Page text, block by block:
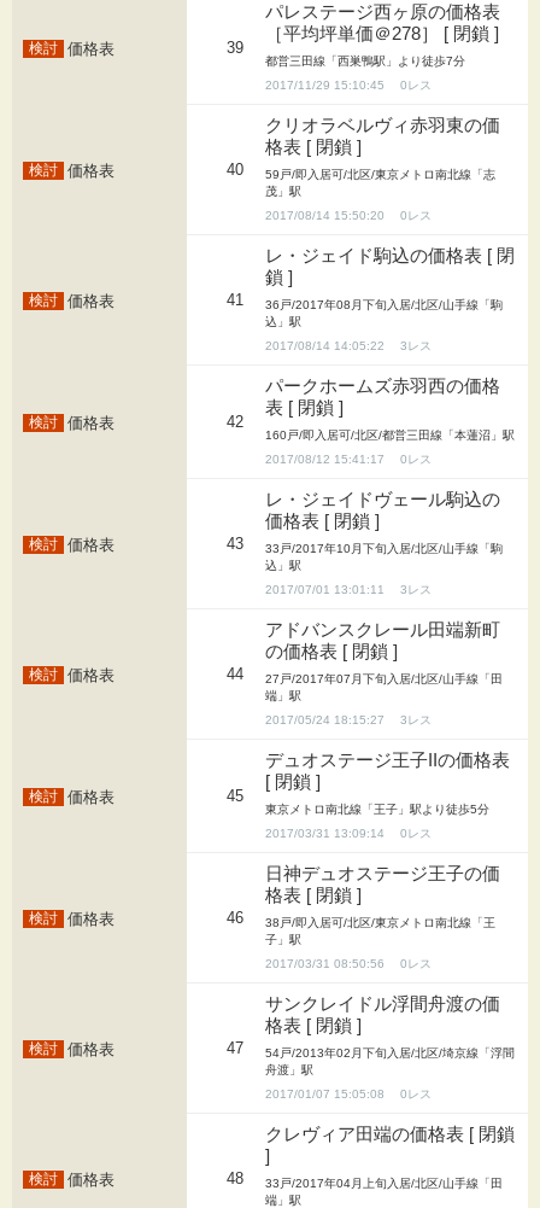
価格表 39
パレステージ西ヶ原の価格表
［平均坪単価＠278］ [ 閉鎖 ]
都営三田線「西巣鴨駅」より徒歩7分
2017/11/29 15:10:45
0
価格表 40
クリオラベルヴィ赤羽東の価
格表 [ 閉鎖 ]
59戸/即入居可/北区/東京メトロ南北線「志
茂」駅
2017/08/14 15:50:20
0
価格表 41
レ・ジェイド駒込の価格表 [ 閉
鎖 ]
36戸/2017年08月下旬入居/北区/山手線「駒
込」駅
2017/08/14 14:05:22
3
価格表 42
パークホームズ赤羽西の価格
表 [ 閉鎖 ]
160戸/即入居可/北区/都営三田線「本蓮沼」駅
2017/08/12 15:41:17
0
価格表 43
レ・ジェイドヴェール駒込の
価格表 [ 閉鎖 ]
33戸/2017年10月下旬入居/北区/山手線「駒
込」駅
2017/07/01 13:01:11
3
価格表 44
アドバンスクレール田端新町
の価格表 [ 閉鎖 ]
27戸/2017年07月下旬入居/北区/山手線「田
端」駅
2017/05/24 18:15:27
3
価格表 45
デュオステージ王子IIの価格表
[ 閉鎖 ]
東京メトロ南北線「王子」駅より徒歩5分
2017/03/31 13:09:14
0
価格表 46
日神デュオステージ王子の価
格表 [ 閉鎖 ]
38戸/即入居可/北区/東京メトロ南北線「王
子」駅
2017/03/31 08:50:56
0
価格表 47
サンクレイドル浮間舟渡の価
格表 [ 閉鎖 ]
54戸/2013年02月下旬入居/北区/埼京線「浮間
舟渡」駅
2017/01/07 15:05:08
0
価格表 48
クレヴィア田端の価格表 [ 閉鎖
]
33戸/2017年04月上旬入居/北区/山手線「田
端」駅